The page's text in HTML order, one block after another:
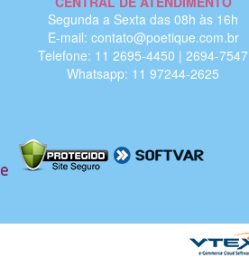
Segunda a Sexta das 08h às 16h
E-mail: contato@poetique.com.br
Telefone: 11 2695-4450 | 2694-7547
Whatsapp: 11 97244-2625